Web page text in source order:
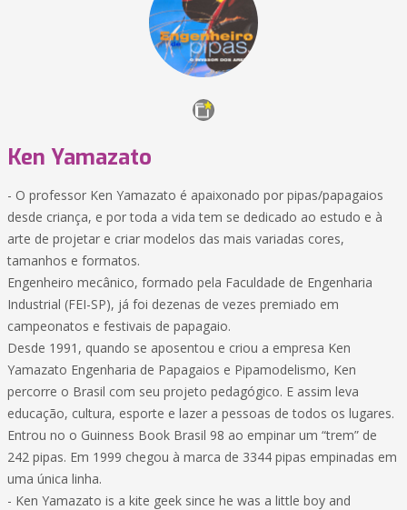
Ken Yamazato
- O professor Ken Yamazato é apaixonado por pipas/papagaios
desde criança, e por toda a vida tem se dedicado ao estudo e à
arte de projetar e criar modelos das mais variadas cores,
tamanhos e formatos.
Engenheiro mecânico, formado pela Faculdade de Engenharia
Industrial (FEI-SP), já foi dezenas de vezes premiado em
campeonatos e festivais de papagaio.
Desde 1991, quando se aposentou e criou a empresa Ken
Yamazato Engenharia de Papagaios e Pipamodelismo, Ken
percorre o Brasil com seu projeto pedagógico. E assim leva
educação, cultura, esporte e lazer a pessoas de todos os lugares.
Entrou no o Guinness Book Brasil 98 ao empinar um “trem” de
242 pipas. Em 1999 chegou à marca de 3344 pipas empinadas em
uma única linha.
- Ken Yamazato is a kite geek since he was a little boy and